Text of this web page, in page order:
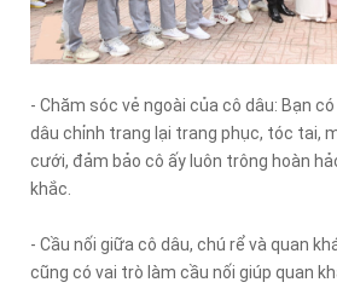
- Chăm sóc vẻ ngoài của cô dâu: Bạn
dâu chỉnh trang lại trang phục, tóc tai,
cưới, đảm bảo cô ấy luôn trông hoàn
khắc.
- Cầu nối giữa cô dâu, chú rể và quan
cũng có vai trò làm cầu nối giúp quan